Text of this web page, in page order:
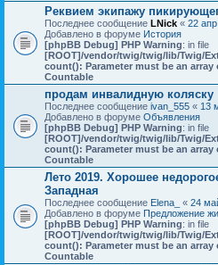
Реквием экипажу
Последнее сообщение LNick « 22
Добавлено в форуме История
[phpBB Debug] PHP Warning: in file
[ROOT]/vendor/twig/twig/lib/Twig/
count(): Parameter must be an
Countable
продам инвалидную коляску
Последнее сообщение ivan_555 « 13
Добавлено в форуме Объявления
[phpBB Debug] PHP Warning: in file
[ROOT]/vendor/twig/twig/lib/Twig/
count(): Parameter must be an
Countable
Лето 2019. Хорошее
Западная
Последнее сообщение Elena_ « 24
Добавлено в форуме Предложение
[phpBB Debug] PHP Warning: in file
[ROOT]/vendor/twig/twig/lib/Twig/
count(): Parameter must be an
Countable